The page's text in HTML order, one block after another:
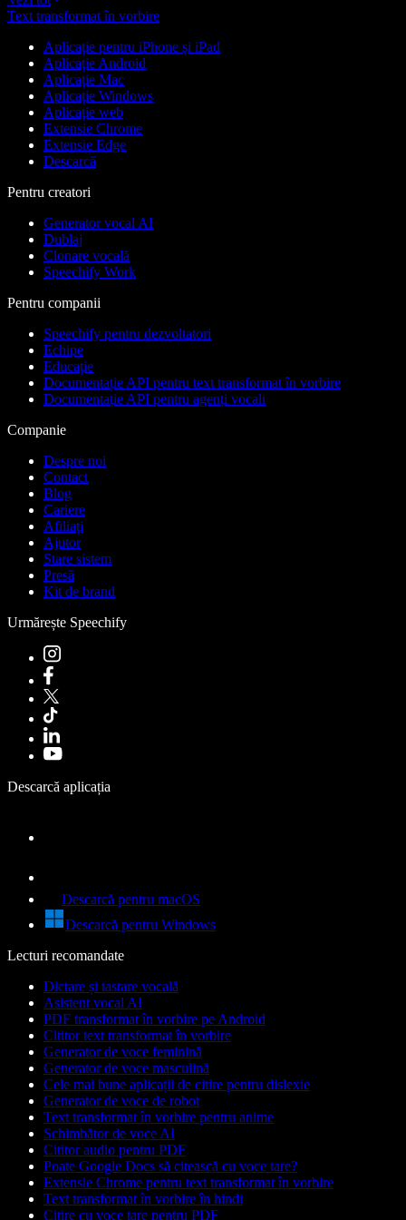
Text transformat în vorbire
Aplicație pentru iPhone și iPad
Aplicație Android
Aplicație Mac
Aplicație Windows
Aplicație web
Extensie Chrome
Extensie Edge
Descarcă
Pentru creatori
Generator vocal AI
Dublaj
Clonare vocală
Speechify Work
Pentru companii
Speechify pentru dezvoltatori
Echipe
Educație
Documentație API pentru text transformat în vorbire
Documentație API pentru agenți vocali
Companie
Despre noi
Contact
Blog
Cariere
Afiliați
Ajutor
Stare sistem
Presă
Kit de brand
Urmărește Speechify
Descarcă aplicația
Descarcă pentru macOS
Descarcă pentru Windows
Lecturi recomandate
Dictare și tastare vocală
Asistent vocal AI
PDF transformat în vorbire pe Android
Cititor text transformat în vorbire
Generator de voce feminină
Generator de voce masculină
Cele mai bune aplicații de citire pentru dislexie
Generator de voce de robot
Text transformat în vorbire pentru anime
Schimbător de voce AI
Cititor audio pentru PDF
Poate Google Docs să citească cu voce tare?
Extensie Chrome pentru text transformat în vorbire
Text transformat în vorbire în hindi
Citire cu voce tare pentru PDF